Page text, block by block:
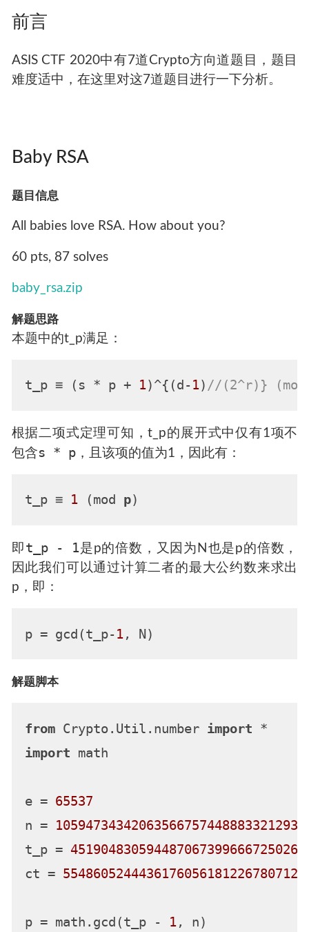
前言
ASIS CTF 2020中有7道Crypto方向道题目，题目
难度适中，在这里对这7道题目进行一下分析。
Baby RSA
题目信息
All babies love RSA. How about you?
60 pts, 87 solves
baby_rsa.zip
解题思路
本题中的t_p满足：
t_p ≡ (s * p + 1)^{(d-1) //(2^r)}
根据二项式定理可知，t_p的展开式中仅有1项不
包含s * p，且该项的值为1，因此有：
t_p ≡ 1 (mod p
即 t_p - 1是p的倍数，又因为N也是p的倍数，
因此我们可以通过计算二者的最大公约数来求出
p，即：
p = gcd(t_p-1
解题脚本
from Crypto.Util.number import
import math
e = 65537
n =
t_p =
ct =
p = math.gcd(t_p - 1, n)